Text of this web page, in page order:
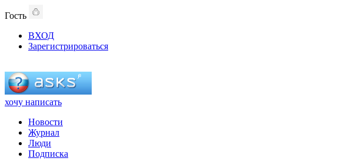
Гость
ВХОД
Зарегистрироваться
хочу написать
Новости
Журнал
Люди
Подписка